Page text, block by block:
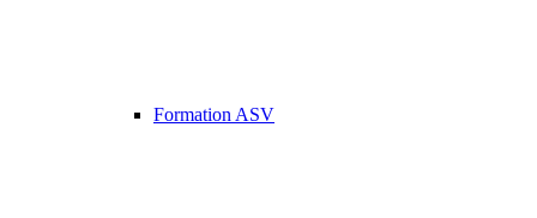
Formation ASV